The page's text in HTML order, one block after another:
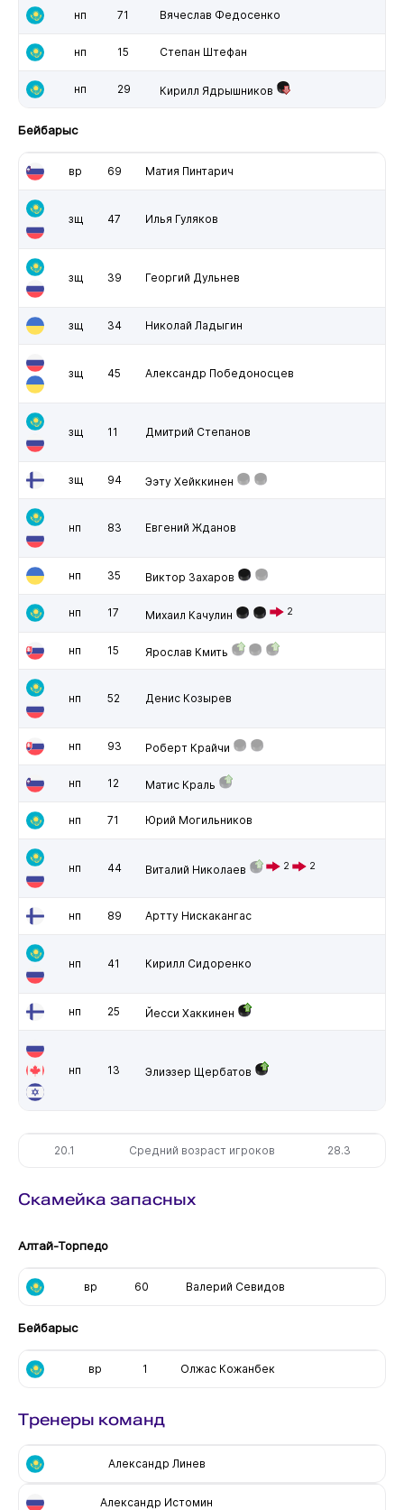
нп 71 Вячеслав Федосенко
нп 15 Степан Штефан
нп 29 Кирилл Ядрышников
Бейбарыс
вр 69 Матия Пинтарич
зщ 47 Илья Гуляков
зщ 39 Георгий Дульнев
зщ 34 Николай Ладыгин
зщ 45 Александр Победоносцев
зщ 11 Дмитрий Степанов
зщ 94 Ээту Хейккинен
нп 83 Евгений Жданов
нп 35 Виктор Захаров
нп 17 Михаил Качулин 2
нп 15 Ярослав Кмить
нп 52 Денис Козырев
нп 93 Роберт Крайчи
нп 12 Матис Краль
нп 71 Юрий Могильников
нп 44 Виталий Николаев 2 2
нп 89 Артту Нискакангас
нп 41 Кирилл Сидоренко
нп 25 Йесси Хаккинен
нп 13 Элиэзер Щербатов
20.1 Средний возраст игроков 28.3
Скамейка запасных
Алтай-Торпедо
вр 60 Валерий Севидов
Бейбарыс
вр 1 Олжас Кожанбек
Тренеры команд
Александр Линев
Александр Истомин